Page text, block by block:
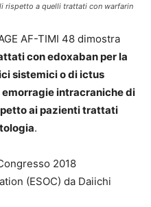
rispetto a quelli trattati con warfarin
AF-TIMI 48 dimostra
con edoxaban per la
sistemici o di ictus
intracraniche di
ai pazienti trattati
.
2018
(ESOC) da Daiichi